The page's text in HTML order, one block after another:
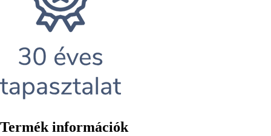
Termék információk